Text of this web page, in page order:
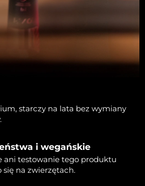
starczy na lata bez wymiany
i wegańskie
ani testowanie tego produktu
się na zwierzętach.